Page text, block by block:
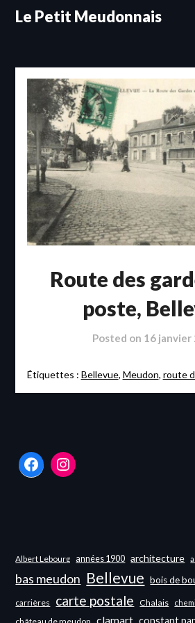
SkipLe Petit Meudonnais
Route des
poste,
Posted on 16 janvier
Étiquettes : Bellevue, Meudon, route
FacebookInstagram
Albert Lebourg années 1900 architecture
bas meudon Bellevue bois de
carrières carte postale Chalais
clamart